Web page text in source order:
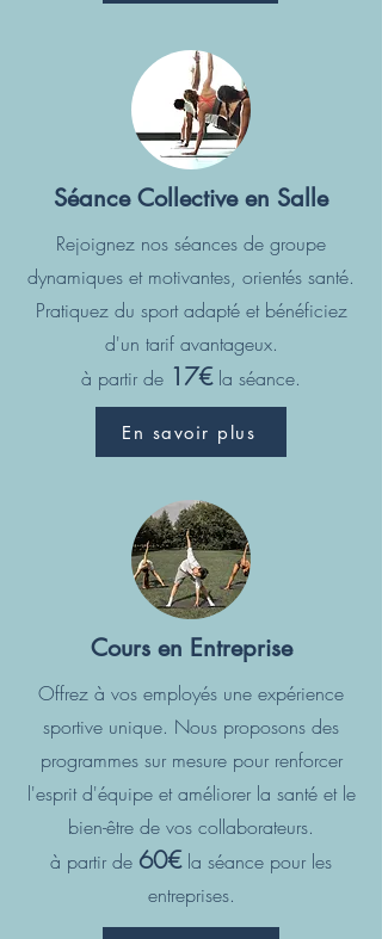
Séance Collective en Salle
Rejoignez nos séances de groupe
dynamiques et motivantes, orientés santé.
Pratiquez du sport adapté et bénéficiez
d'un tarif avantageux.
à partir de 17€la séance.
En savoir plus
Cours en Entreprise
Offrez à vos employés une expérience
sportive unique. Nous proposons des
programmes sur mesure pour renforcer
l'esprit d'équipe et améliorer la santé et le
bien-être de vos collaborateurs.
à partir de 60€la séance pour les
entreprises.